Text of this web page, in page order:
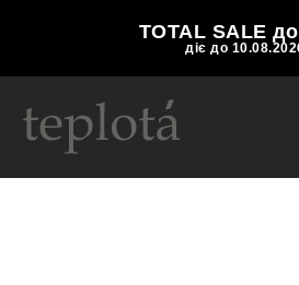
TOTAL SALE
діє до